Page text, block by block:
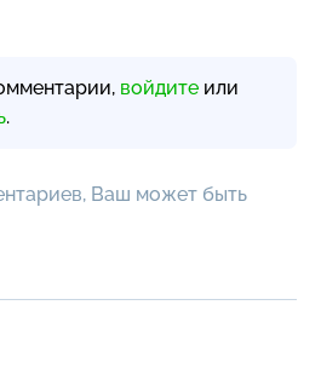
войдите или
.
Ваш может быть